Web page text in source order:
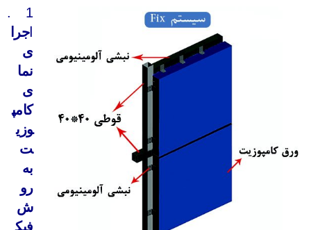
1
.
اجرا
ی
نما
ی
کامپ
وزی
ت
به
رو
ش
فیک